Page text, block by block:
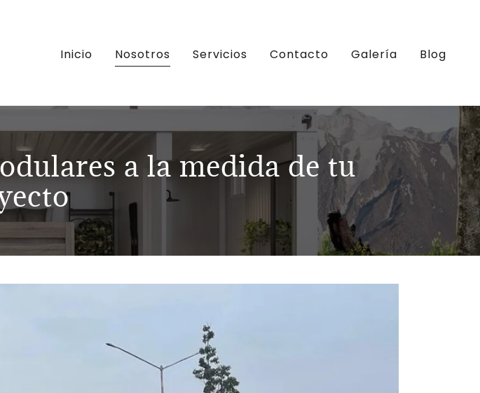
Inicio Nosotros Servicios Contacto Galería Blog
a la medida de tu